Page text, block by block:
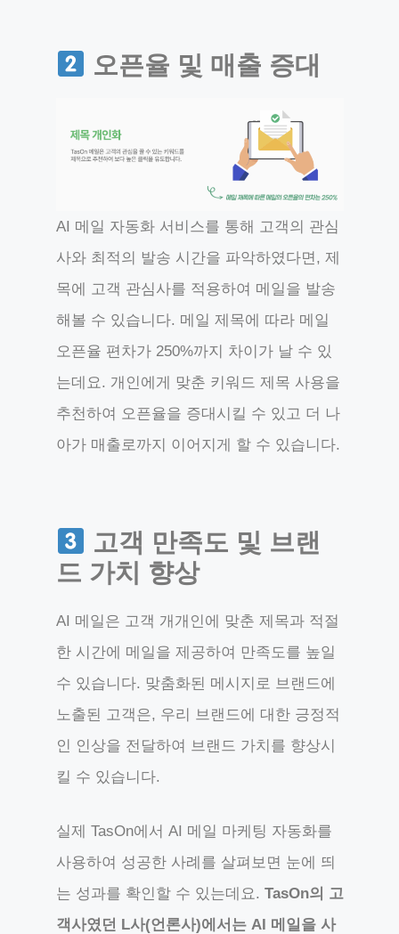
오픈율 및 매출 증대
AI 메일 자동화 서비스를 통해 고객의 관심
사와 최적의 발송 시간을 파악하였다면, 제
목에 고객 관심사를 적용하여 메일을 발송
해볼 수 있습니다. 메일 제목에 따라 메일
오픈율 편차가 250%까지 차이가 날 수 있
는데요. 개인에게 맞춘 키워드 제목 사용을
추천하여 오픈율을 증대시킬 수 있고 더 나
아가 매출로까지 이어지게 할 수 있습니다.
고객 만족도 및 브랜
드 가치 향상
AI 메일은 고객 개개인에 맞춘 제목과 적절
한 시간에 메일을 제공하여 만족도를 높일
수 있습니다. 맞춤화된 메시지로 브랜드에
노출된 고객은, 우리 브랜드에 대한 긍정적
인 인상을 전달하여 브랜드 가치를 향상시
킬 수 있습니다.
실제 TasOn에서 AI 메일 마케팅 자동화를
사용하여 성공한 사례를 살펴보면 눈에 띄
는 성과를 확인할 수 있는데요. TasOn의 고
객사였던 L사(언론사)에서는 AI 메일을 사